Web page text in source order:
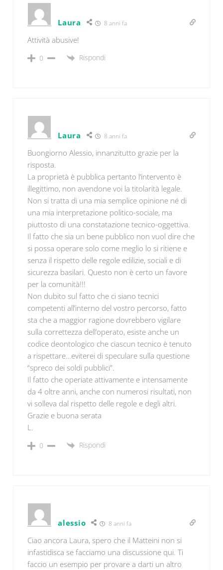
Laura 8 anni fa
Attività abusive!
0 Rispondi
Laura 8 anni fa
Buongiorno Alessio, innanzitutto grazie per la
risposta.
La proprietà è pubblica pertanto l’intervento è
illegittimo, non avendone voi la titolarità legale.
Non si tratta di una mia semplice opinione né di
una mia interpretazione politico-sociale, ma
piuttosto di una constatazione tecnico-oggettiva.
Il fatto che sia un bene pubblico non vuol dire che
si possa operare solo come meglio lo si ritiene e
senza il rispetto delle regole edilizie, sociali e di
sicurezza basilari. Questo non è certo un favore
per la comunità!!!
Non dubito sul fatto che ci siano tecnici
competenti all’interno del vostro percorso, fatto
sta che a maggior ragione dovrebbero vigilare
sulla correttezza dell’operato, esiste anche un
codice deontologico che ciascun tecnico è tenuto
a rispettare…eviterei di speculare sulla questione
“spreco dei soldi pubblici”.
Il fatto che operiate attivamente e intensamente
da 4 oltre anni, anche con numerosi risultati, non
vi solleva dal rispetto delle regole e degli altri.
Grazie e buona serata
L.
0 Rispondi
alessio 8 anni fa
Ciao ancora Laura, spero che il Matteini non si
infastidisca se facciamo una discussione qui. Ti
faccio un esempio per provare a darti un altro